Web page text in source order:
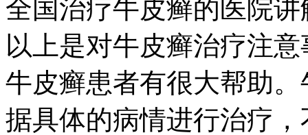
全国治疗牛皮癣的医院
以上是对牛皮癣治疗注
牛皮癣患者有很大帮助
据具体的病情进行治疗